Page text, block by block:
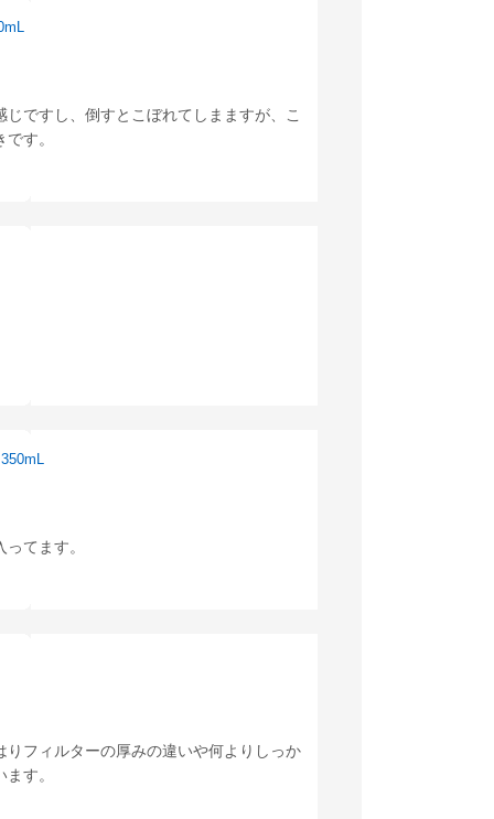
ですし、倒すとこぼれてしまますが、こ
す。
てます。
フィルターの厚みの違いや何よりしっか
す。